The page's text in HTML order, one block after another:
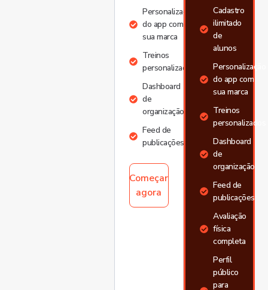
Personalização
do app com
sua marca
Treinos
personalizados
Dashboard
de
organização
Feed de
publicações
Começar
agora
Cadastro
ilimitado
de
alunos
Personalização
do app com
sua marca
Treinos
personalizados
Dashboard
de
organização
Feed de
publicações
Avaliação
física
completa
Perfil
público
para